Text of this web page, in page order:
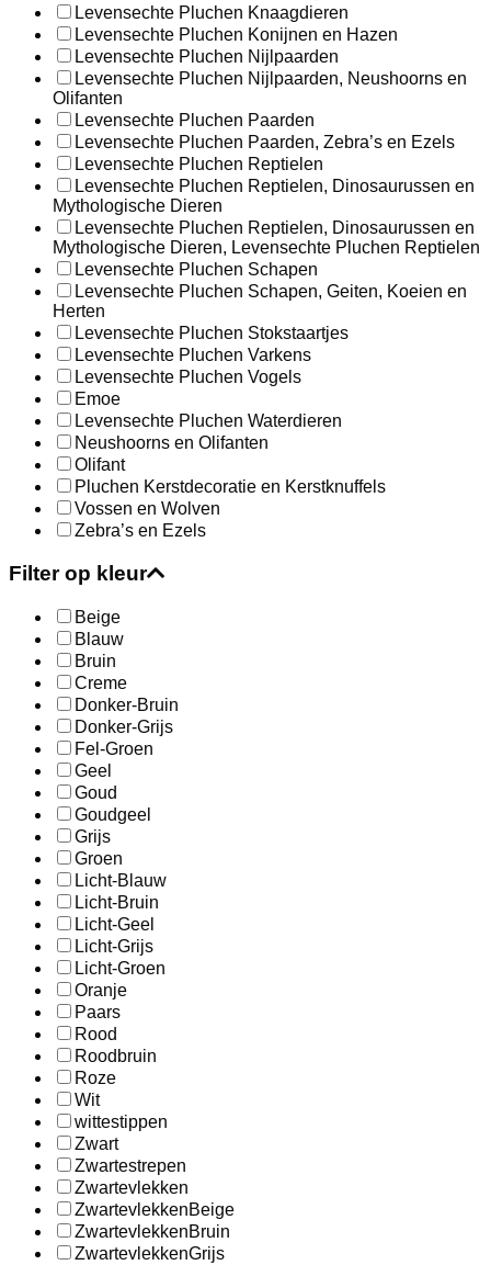
Levensechte Pluchen Knaagdieren
Levensechte Pluchen Konijnen en Hazen
Levensechte Pluchen Nijlpaarden
Levensechte Pluchen Nijlpaarden, Neushoorns en
Olifanten
Levensechte Pluchen Paarden
Levensechte Pluchen Paarden, Zebra’s en Ezels
Levensechte Pluchen Reptielen
Levensechte Pluchen Reptielen, Dinosaurussen en
Mythologische Dieren
Levensechte Pluchen Reptielen, Dinosaurussen en
Mythologische Dieren, Levensechte Pluchen Reptielen
Levensechte Pluchen Schapen
Levensechte Pluchen Schapen, Geiten, Koeien en
Herten
Levensechte Pluchen Stokstaartjes
Levensechte Pluchen Varkens
Levensechte Pluchen Vogels
Emoe
Levensechte Pluchen Waterdieren
Neushoorns en Olifanten
Olifant
Pluchen Kerstdecoratie en Kerstknuffels
Vossen en Wolven
Zebra’s en Ezels
Filter op kleur
Beige
Blauw
Bruin
Creme
Donker-Bruin
Donker-Grijs
Fel-Groen
Geel
Goud
Goudgeel
Grijs
Groen
Licht-Blauw
Licht-Bruin
Licht-Geel
Licht-Grijs
Licht-Groen
Oranje
Paars
Rood
Roodbruin
Roze
Wit
wittestippen
Zwart
Zwartestrepen
Zwartevlekken
ZwartevlekkenBeige
ZwartevlekkenBruin
ZwartevlekkenGrijs